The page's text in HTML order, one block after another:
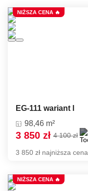
EG-111 wariant l
98,46 m²
3 850 zł 4 100 zł
3 850 zł najniższa cena
NIŻSZA CENA 🔥
NIŻSZA CENA 🔥